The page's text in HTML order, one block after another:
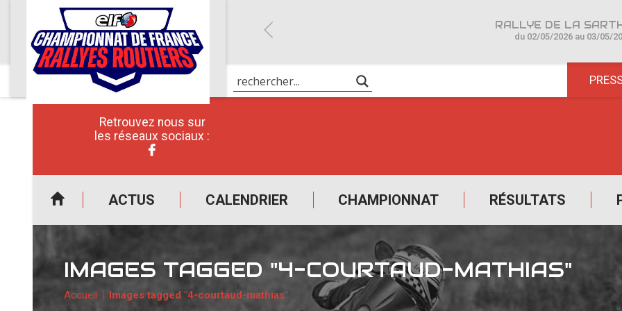
Retrouvez nous sur
les réseaux sociaux :
ACTUS CALENDRIER CHAMPIONNAT RÉSULTATS
du 02/05/2026 au 03/05/
IMAGES TAGGED "4-COURTAUD-MATHIAS"
Accueil Images tagged "4-courtaud-mathias"